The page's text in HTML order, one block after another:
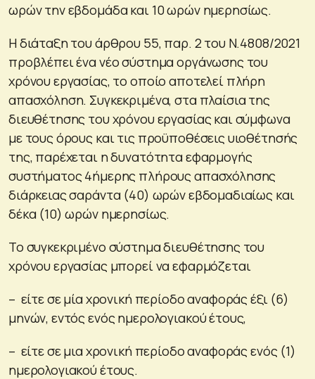
ωρών την εβδομάδα και 10 ωρών ημερησίως.
Η διάταξη του άρθρου 55, παρ. 2 του Ν.4808/2021
προβλέπει ένα νέο σύστημα οργάνωσης του
χρόνου εργασίας, το οποίο αποτελεί πλήρη
απασχόληση. Συγκεκριμένα, στα πλαίσια της
διευθέτησης του χρόνου εργασίας και σύμφωνα
με τους όρους και τις προϋποθέσεις υιοθέτησής
της, παρέχεται η δυνατότητα εφαρμογής
συστήματος 4ήμερης πλήρους απασχόλησης
διάρκειας σαράντα (40) ωρών εβδομαδιαίως και
δέκα (10) ωρών ημερησίως.
Το συγκεκριμένο σύστημα διευθέτησης του
χρόνου εργασίας μπορεί να εφαρμόζεται
– είτε σε μία χρονική περίοδο αναφοράς έξι (6)
μηνών, εντός ενός ημερολογιακού έτους,
– είτε σε μια χρονική περίοδο αναφοράς ενός (1)
ημερολογιακού έτους.